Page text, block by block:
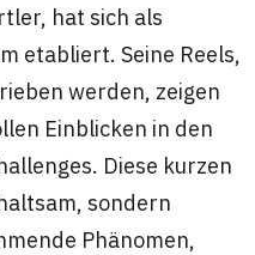
hat sich als
etabliert. Seine Reels,
werden, zeigen
Einblicken in den
Diese kurzen
sondern
Phänomen,